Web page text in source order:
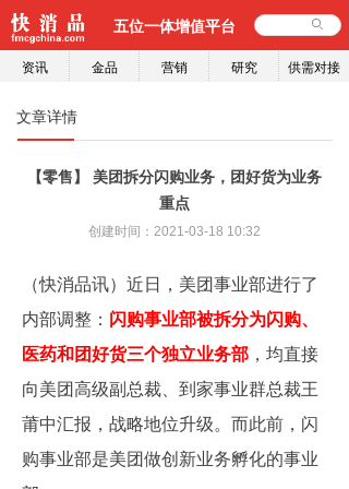
五位一体增值平台 ꄙ
资讯 金品 营销 研究 供需对接
【零售】 美团拆分闪购业务，团好货为业务
重点
（快消品讯）近日，美团事业部进行了
内部调整： 闪购事业部被拆分为闪购、
医药和团好货三个独立业务部 ，均直接
向美团高级副总裁、到家事业群总裁王
莆中汇报，战略地位升级。而此前，闪
购事业部是美团做创新业务孵化的事业
文章详情
创建时间： 2021-03-18 10:32